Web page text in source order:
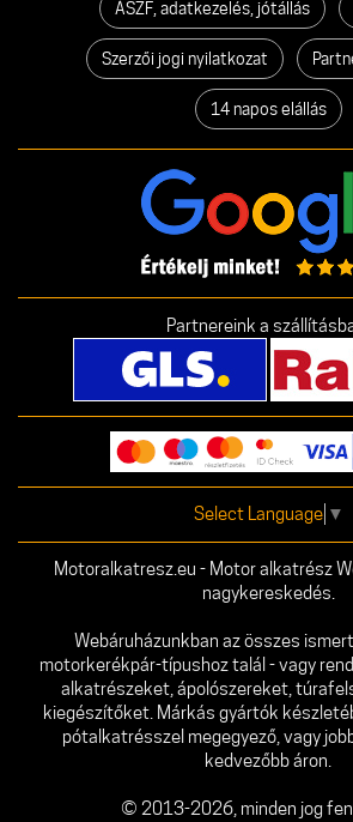
ÁSZF, adatkezelés, jótállás
Szerzői jogi nyilatkozat
14 napos elállás
Partnereink a
Select Language ▼
Motoralkatresz.eu - Motor alkatrész
nagykereskedés.
Webáruházunkban az összes
motorkerékpár-típushoz talál - vagy
alkatrészeket, ápolószereket,
kiegészítőket. Márkás gyártók
pótalkatrésszel megegyező, vagy
kedvezőbb áron.
© 2013-2026, minden jog